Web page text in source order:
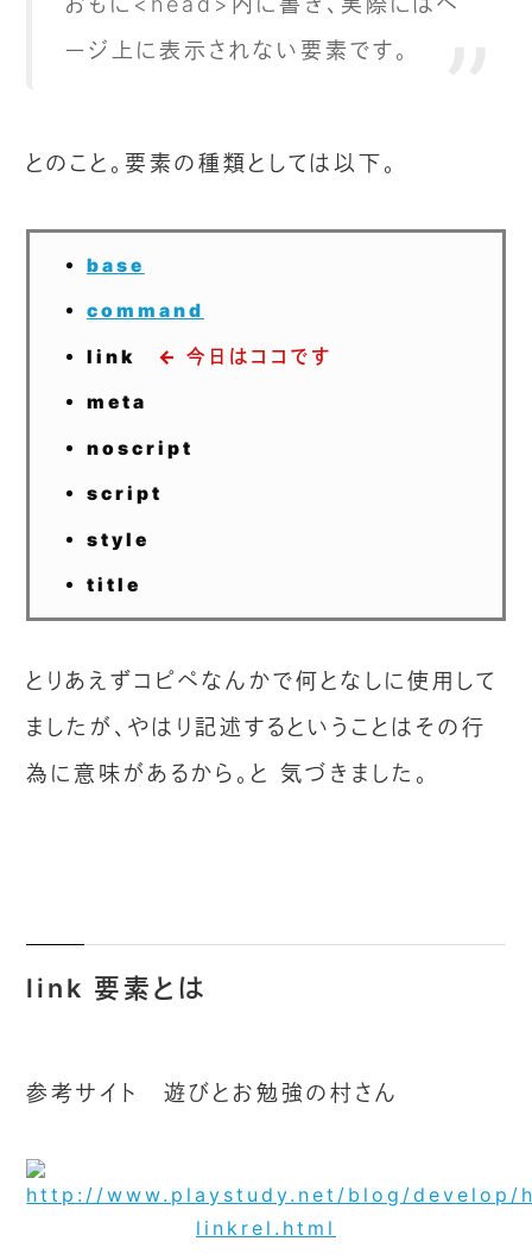
ージ上に表示されない要素です。
とのこと。要素の種類としては以下。
base
command
link ← 今日はココです
meta
noscript
script
style
title
とりあえずコピペなんかで何となしに使用して
ましたが、やはり記述するということはその行
為に意味があるから。と 気づきました。
link 要素とは
参考サイト 遊びとお勉強の村さん